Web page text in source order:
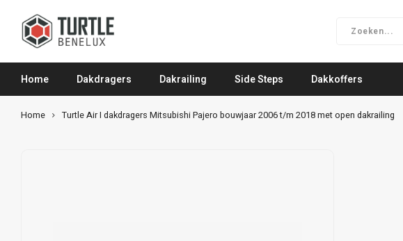
Home Dakdragers Dakrailing Side Steps Dakkoffers
Home Turtle Air I dakdragers Mitsubishi Pajero bouwjaar 2006 t/m 2018 met open dakrailing